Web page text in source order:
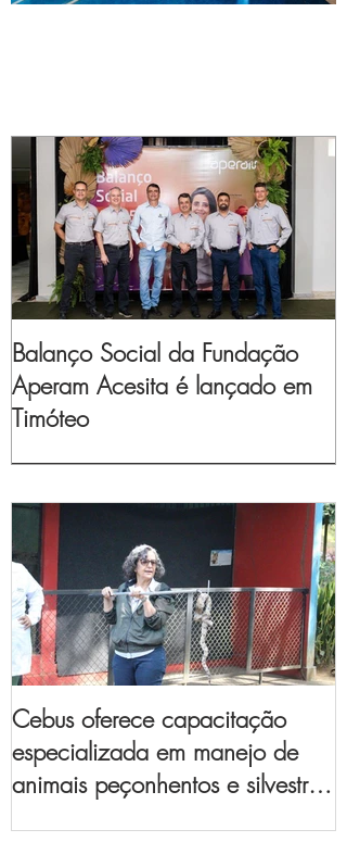
Balanço Social da Fundação
Aperam Acesita é lançado em
Timóteo
Cebus oferece capacitação
especializada em manejo de
animais peçonhentos e silvestres